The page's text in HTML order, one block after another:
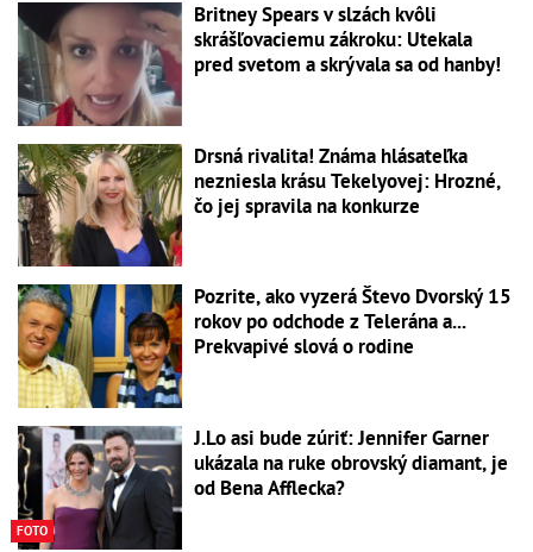
Britney Spears v slzách kvôli
skrášľovaciemu zákroku: Utekala
pred svetom a skrývala sa od hanby!
Drsná rivalita! Známa hlásateľka
nezniesla krásu Tekelyovej: Hrozné,
čo jej spravila na konkurze
Pozrite, ako vyzerá Števo Dvorský 15
rokov po odchode z Telerána a...
Prekvapivé slová o rodine
FOTO
J.Lo asi bude zúriť: Jennifer Garner
ukázala na ruke obrovský diamant, je
od Bena Afflecka?